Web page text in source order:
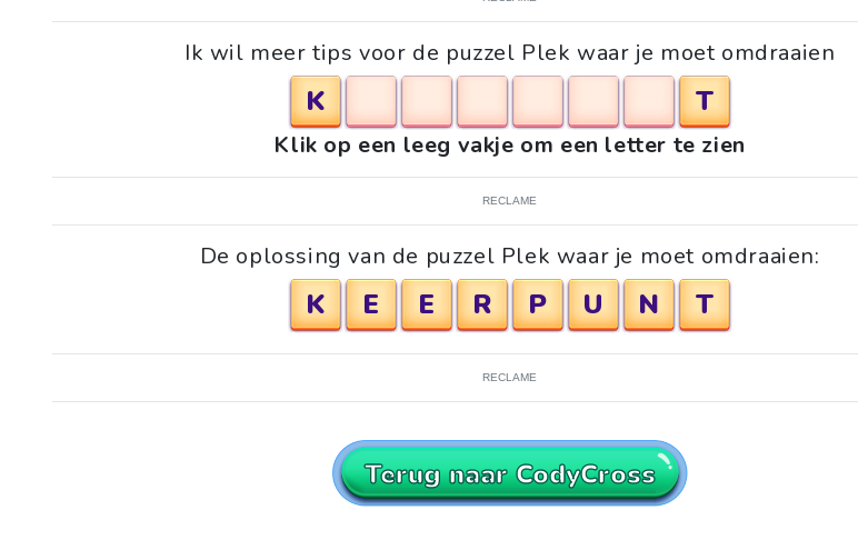
Ik wil meer tips voor de puzzel Plek waar je moet omdraaien
K T
Klik op een leeg vakje om een letter te zien
RECLAME
De oplossing van de puzzel Plek waar je moet omdraaien:
K E E R P U N T
RECLAME
Terug naar CodyCross